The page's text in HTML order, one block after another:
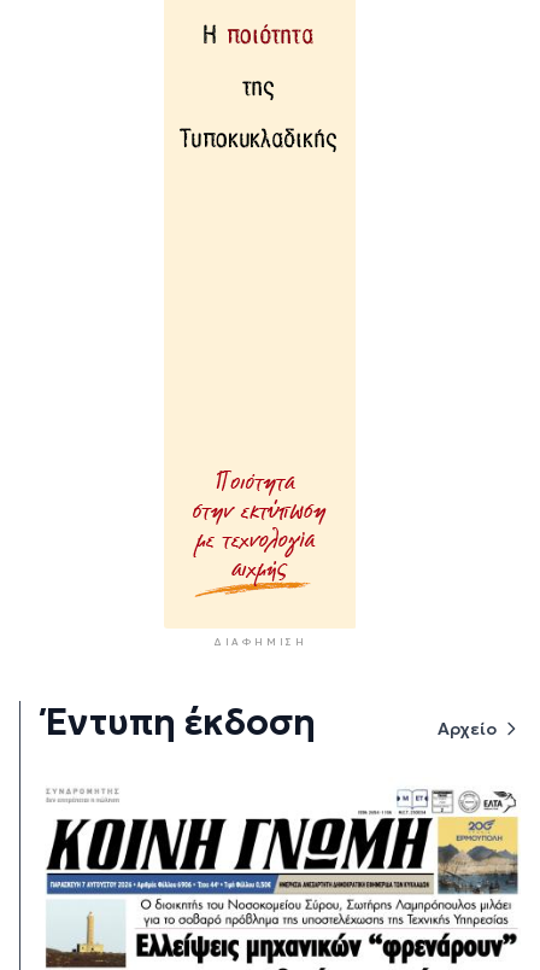
ΔΙΑΦΉΜΙΣΗ
Έντυπη έκδοση Αρχείο